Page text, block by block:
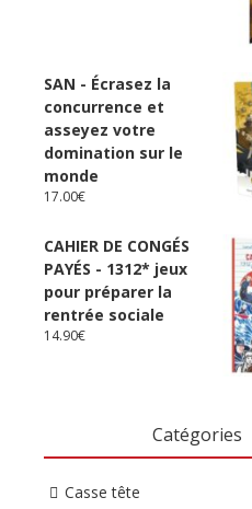
SAN - Écrasez la
concurrence et
asseyez votre
domination sur le
monde
17.00€
CAHIER DE CONGÉS
PAYÉS - 1312* jeux
pour préparer la
rentrée sociale
14.90€
Catégories
Casse tête